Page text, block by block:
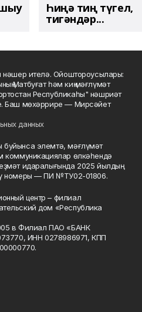
Һиңә тиң түгел,
тигәндәр...
нәшер ителә. Ойоштороусылары:
Матбуғат һәм киң мәғлүмәт
Республикаһы" нәшриәт
Баш мөхәррире — Мирсәйет
данных
буйынса элемтә, мәғлүмәт
коммуникациялар өлкәһендә
идаралығында 2025 йылдың
номеры — ПИ №ТУ02-01806.
центр – филиал
дом «Республика
в Филиал ПАО «БАНК
ИНН 0278986971, КПП